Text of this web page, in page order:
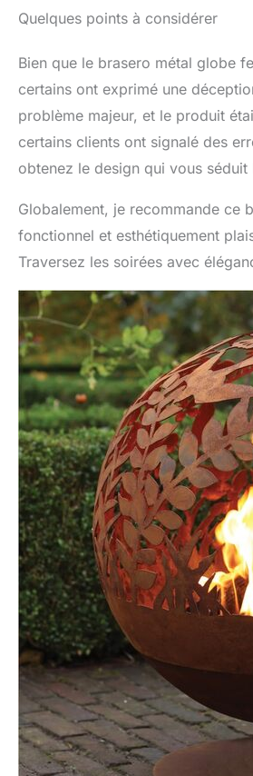
Quelques points à considérer
Bien que le brasero métal globe
certains ont exprimé une
problème majeur, et le produit
certains clients ont signalé des
obtenez le design qui vous séduit
Globalement, je recommande ce
fonctionnel et esthétiquement
Traversez les soirées avec